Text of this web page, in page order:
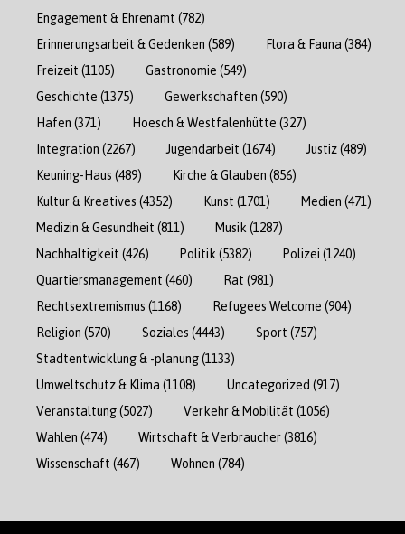
Engagement & Ehrenamt (782)
Erinnerungsarbeit & Gedenken (589) Flora & Fauna (384)
Freizeit (1105) Gastronomie (549)
Geschichte (1375) Gewerkschaften (590)
Hafen (371) Hoesch & Westfalenhütte (327)
Integration (2267) Jugendarbeit (1674) Justiz(489)
Keuning-Haus (489) Kirche & Glauben (856)
Kultur & Kreatives (4352) Kunst (1701) Medien (471)
Medizin & Gesundheit (811) Musik (1287)
Nachhaltigkeit (426) Politik (5382) Polizei (1240)
Quartiersmanagement (460) Rat (981)
Rechtsextremismus (1168) Refugees Welcome (904)
Religion (570) Soziales (4443) Sport (757)
Stadtentwicklung & -planung(1133)
Umweltschutz & Klima (1108) Uncategorized (917)
Veranstaltung(5027) Verkehr & Mobilität (1056)
Wahlen (474) Wirtschaft & Verbraucher(3816)
Wissenschaft (467) Wohnen (784)